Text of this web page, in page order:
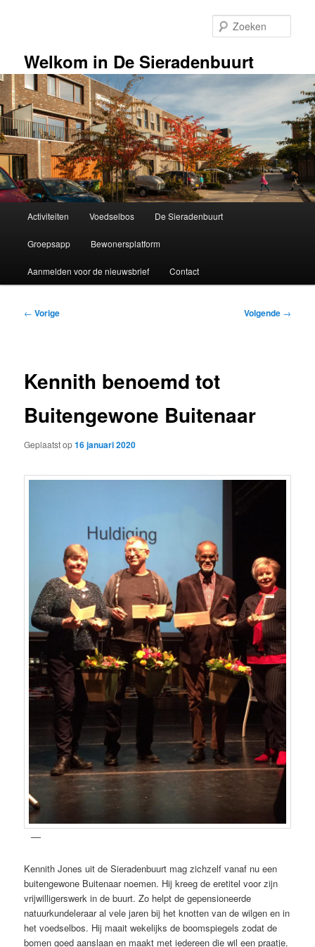
inhoudWelkom in De Sieradenbuurt
Activiteiten Voedselbos De Sieradenbuurt
Groepsapp Bewonersplatform
Aanmelden voor de nieuwsbrief Contact
Bericht
← Vorige Volgende →
Kennith benoemd tot
Buitengewone Buitenaar
Geplaatst op16 januari 2020
Kennith Jones uit de Sieradenbuurt mag zichzelf vanaf nu een
buitengewone Buitenaar noemen. Hij kreeg de eretitel voor zijn
vrijwilligerswerk in de buurt. Zo helpt de gepensioneerde
natuurkundeleraar al vele jaren bij het knotten van de wilgen en in
het voedselbos. Hij maait wekelijks de boomspiegels zodat de
bomen goed aanslaan en maakt met iedereen die wil een praatje.